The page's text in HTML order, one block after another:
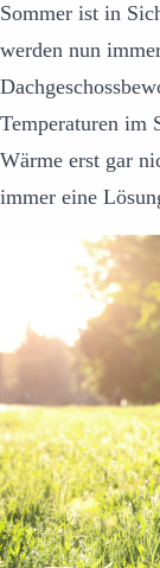
Sommer ist in
werden nun
Temperaturen im
Wärme erst gar
immer eine